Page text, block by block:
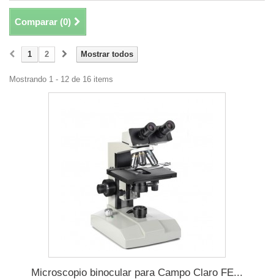
Comparar (0)
Mostrar todos
1 2
Mostrando 1 - 12 de 16 items
Microscopio binocular para Campo Claro FE...